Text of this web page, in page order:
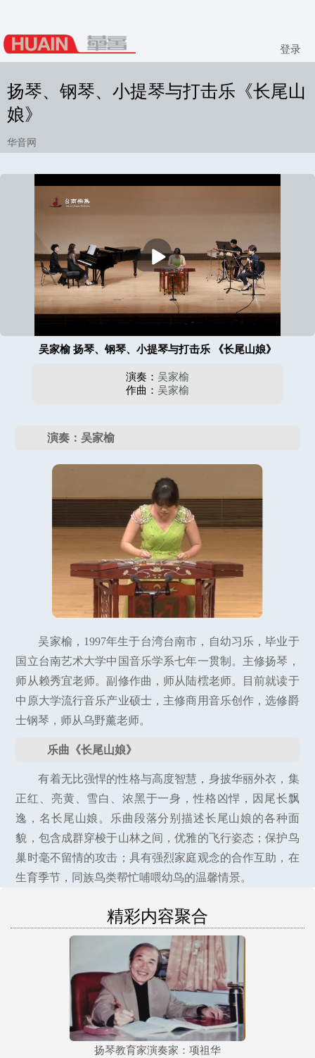
登录
扬琴、钢琴、小提琴与打击乐《长尾山
娘》
华音网
放
吴家榆 扬琴、钢琴、小提琴与打击乐 《长尾山娘》
演奏： 吴家榆
作曲： 吴家榆
演奏：吴家榆
吴家榆，1997年生于台湾台南市，自幼习乐，毕业于
国立台南艺术大学中国音乐学系七年一贯制。主修扬琴，
师从赖秀宜老师。副修作曲，师从陆橒老师。目前就读于
中原大学流行音乐产业硕士，主修商用音乐创作，选修爵
士钢琴，师从乌野薰老师。
乐曲《长尾山娘》
有着无比强悍的性格与高度智慧，身披华丽外衣，集
正红、亮黄、雪白、浓黑于一身，性格凶悍，因尾长飘
逸，名长尾山娘。乐曲段落分别描述长尾山娘的各种面
貌，包含成群穿梭于山林之间，优雅的飞行姿态；保护鸟
巢时毫不留情的攻击；具有强烈家庭观念的合作互助，在
生育季节，同族鸟类帮忙哺喂幼鸟的温馨情景。
精彩内容聚合
扬琴教育家演奏家：项祖华